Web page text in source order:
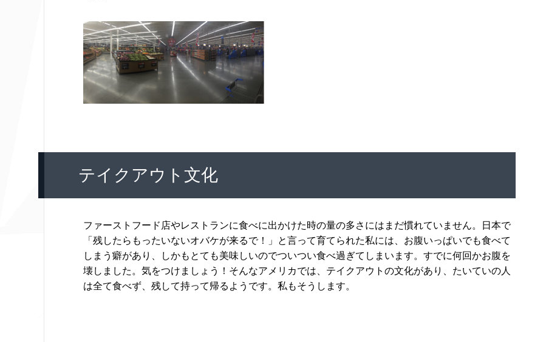
テイクアウト文化
ファーストフード店やレストランに食べに出かけた時の量の多さにはまだ慣れていません。日本で
「残したらもったいないオバケが来るで！」と言って育てられた私には、お腹いっぱいでも食べて
しまう癖があり、しかもとても美味しいのでついつい食べ過ぎてしまいます。すでに何回かお腹を
壊しました。気をつけましょう！そんなアメリカでは、テイクアウトの文化があり、たいていの人
は全て食べず、残して持って帰るようです。私もそうします。